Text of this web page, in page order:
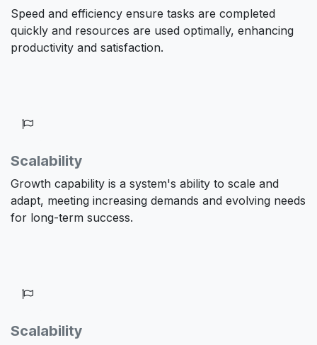
Speed and efficiency ensure tasks are completed
quickly and resources are used optimally, enhancing
productivity and satisfaction.
Scalability
Growth capability is a system's ability to scale and
adapt, meeting increasing demands and evolving needs
for long-term success.
Scalability